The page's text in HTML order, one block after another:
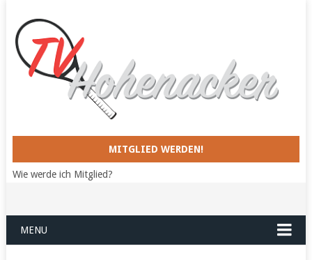
MITGLIED WERDEN!
Wie werde ich Mitglied?
MENU